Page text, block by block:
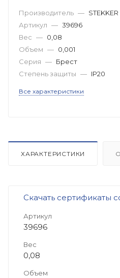
Производитель — STEKKER
Артикул — 39696
Вес — 0,08
Объем — 0,001
Серия — Брест
Степень защиты — IP20
Все характеристики
ХАРАКТЕРИСТИКИ
Скачать сертификаты
Артикул
39696
Вес
0,08
Объем